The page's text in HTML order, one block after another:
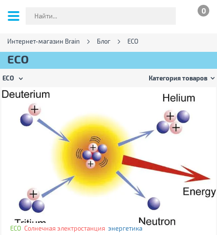
0
Интернет-магазин Brain Блог ECO
ECO
ECO Категория товаров
ECO Солнечная электростанция энергетика